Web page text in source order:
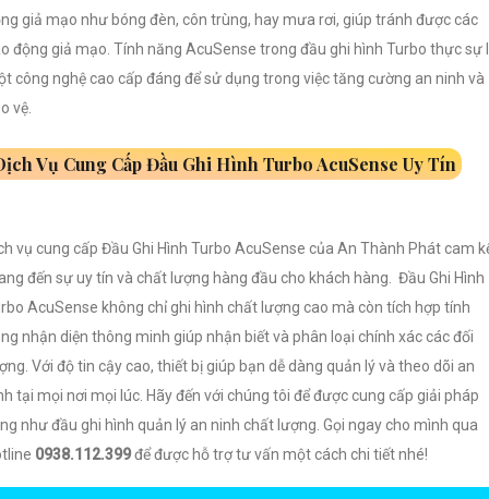
giả mạo như bóng đèn, côn trùng, hay mưa rơi, giúp tránh được các
động giả mạo. Tính năng AcuSense trong đầu ghi hình Turbo thực sự
công nghệ cao cấp đáng để sử dụng trong việc tăng cường an ninh và
vệ.
Vụ Cung Cấp Đầu Ghi Hình Turbo AcuSense Uy Tín
vụ cung cấp Đầu Ghi Hình Turbo AcuSense của An Thành Phát cam
đến sự uy tín và chất lượng hàng đầu cho khách hàng. Đầu Ghi Hình
AcuSense không chỉ ghi hình chất lượng cao mà còn tích hợp tính
nhận diện thông minh giúp nhận biết và phân loại chính xác các đối
Với độ tin cậy cao, thiết bị giúp bạn dễ dàng quản lý và theo dõi an
tại mọi nơi mọi lúc. Hãy đến với chúng tôi để được cung cấp giải pháp
như đầu ghi hình quản lý an ninh chất lượng. Gọi ngay cho mình qua
0938.112.399để được hỗ trợ tư vấn một cách chi tiết nhé!